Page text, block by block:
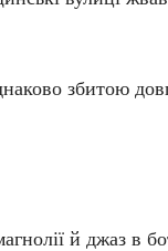
збитою
й джаз в